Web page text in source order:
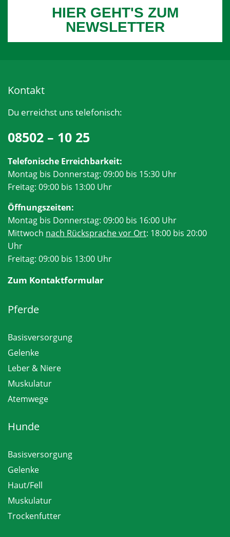
HIER GEHT'S ZUM
NEWSLETTER
Kontakt
Du erreichst uns telefonisch:
08502 – 10 25
Telefonische Erreichbarkeit:
Montag bis Donnerstag: 09:00 bis 15:30 Uhr
Freitag: 09:00 bis 13:00 Uhr
Öffnungszeiten:
Montag bis Donnerstag: 09:00 bis 16:00 Uhr
Mittwoch nach Rücksprache vor Ort: 18:00 bis 20:00
Uhr
Freitag: 09:00 bis 13:00 Uhr
Zum Kontaktformular
Pferde
Basisversorgung
Gelenke
Leber & Niere
Muskulatur
Atemwege
Hunde
Basisversorgung
Gelenke
Haut/Fell
Muskulatur
Trockenfutter